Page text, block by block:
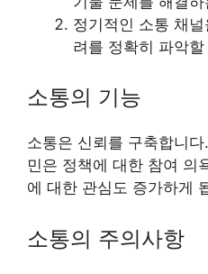
정기적인 소통 채
려를 정확히 파악
소통의 기능
소통은 신뢰를 구축합니다.
민은 정책에 대한 참여 의
에 대한 관심도 증가하게
소통의 주의사항